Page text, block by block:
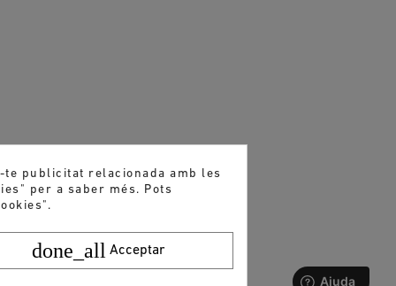
publicitat relacionada amb les
per a saber més. Pots
done_all Acceptar